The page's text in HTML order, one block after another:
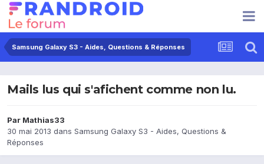
Samsung Galaxy S3 - Aides, Questions & Réponses
Mails lus qui s'afichent comme non lu.
Par Mathias33
30 mai 2013 dans Samsung Galaxy S3 - Aides, Questions &
Réponses